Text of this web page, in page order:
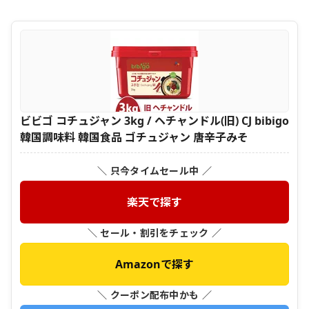
ビビゴ コチュジャン 3kg / ヘチャンドル(旧) CJ bibigo
韓国調味料 韓国食品 ゴチュジャン 唐辛子みそ
＼ 只今タイムセール中 ／
楽天で探す
＼ セール・割引をチェック ／
Amazonで探す
＼ クーポン配布中かも ／